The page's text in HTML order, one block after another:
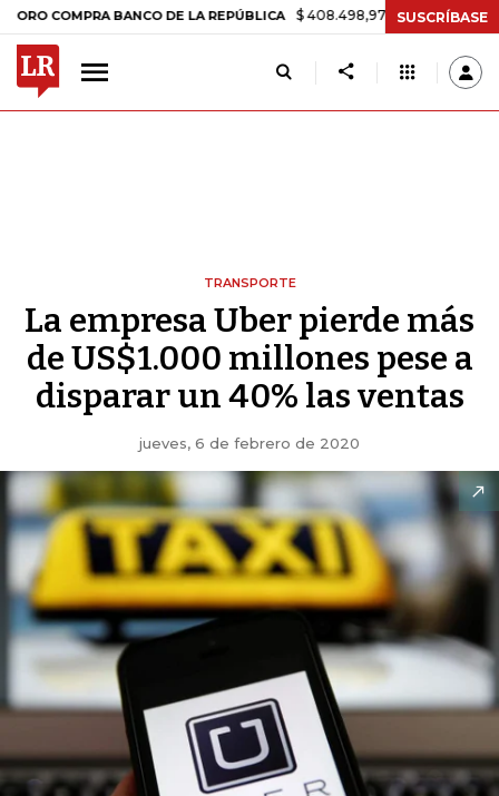
BANCO DE LA REPÚBLICA $ 408.498,97 +$ 8.753,81 +2,19%
SUSCRÍBASE
TRANSPORTE
La empresa Uber pierde más
de US$1.000 millones pese a
disparar un 40% las ventas
jueves, 6 de febrero de 2020